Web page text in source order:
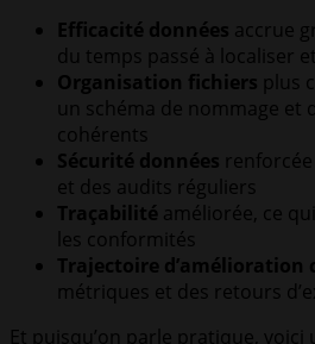
Efficacité données accrue
du temps passé à localiser
Organisation fichiers plus
un schéma de nommage et
cohérents
Sécurité données
et des audits réguliers
Traçabilité améliorée, ce
les conformités
Trajectoire d’amélioration
métriques et des retours
Et puisqu’on parle pratique,